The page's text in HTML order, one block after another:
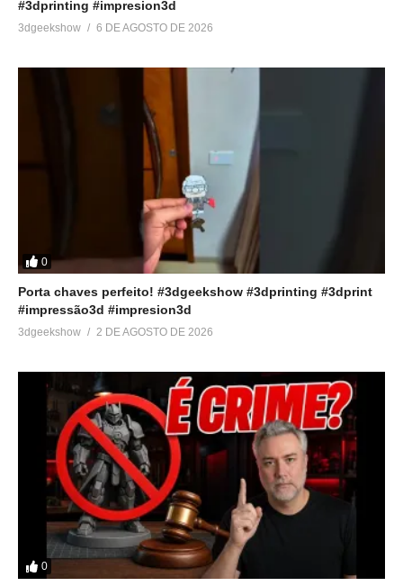
#3dprinting #impresion3d
3dgeekshow 6 DE AGOSTO DE 2026
0
Porta chaves perfeito! #3dgeekshow #3dprinting #3dprint
#impressão3d #impresion3d
3dgeekshow 2 DE AGOSTO DE 2026
0